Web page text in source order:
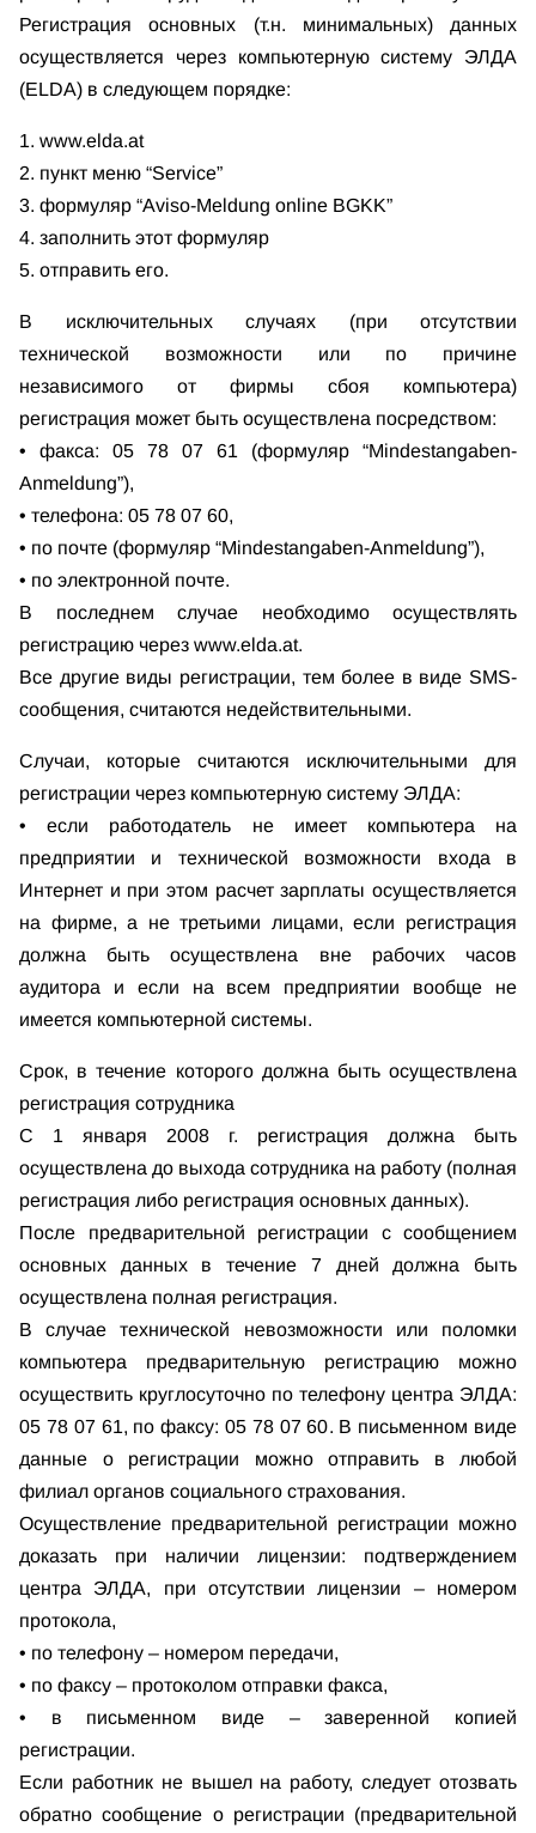
Регистрация основных (т.н. минимальных) данных
осуществляется через компьютерную систему ЭЛДА
(ELDA) в следующем порядке:
1. www.elda.at
2. пункт меню “Service”
3. формуляр “Aviso-Meldung online BGKK”
4. заполнить этот формуляр
5. отправить его.
В исключительных случаях (при отсутствии
технической возможности или по причине
независимого от фирмы сбоя компьютера)
регистрация может быть осуществлена посредством:
• факса: 05 78 07 61 (формуляр “Mindestangaben-
Anmeldung”),
• телефона: 05 78 07 60,
• по почте (формуляр “Mindestangaben-Anmeldung”),
• по электронной почте.
В последнем случае необходимо осуществлять
регистрацию через www.elda.at.
Все другие виды регистрации, тем более в виде SMS-
сообщения, считаются недействительными.
Случаи, которые считаются исключительными для
регистрации через компьютерную систему ЭЛДА:
• если работодатель не имеет компьютера на
предприятии и технической возможности входа в
Интернет и при этом расчет зарплаты осуществляется
на фирме, а не третьими лицами, если регистрация
должна быть осуществлена вне рабочих часов
аудитора и если на всем предприятии вообще не
имеется компьютерной системы.
Срок, в течение которого должна быть осуществлена
регистрация сотрудника
С 1 января 2008 г. регистрация должна быть
осуществлена до выхода сотрудника на работу (полная
регистрация либо регистрация основных данных).
После предварительной регистрации с сообщением
основных данных в течение 7 дней должна быть
осуществлена полная регистрация.
В случае технической невозможности или поломки
компьютера предварительную регистрацию можно
осуществить круглосуточно по телефону центра ЭЛДА:
05 78 07 61, по факсу: 05 78 07 60. В письменном виде
данные о регистрации можно отправить в любой
филиал органов социального страхования.
Осуществление предварительной регистрации можно
доказать при наличии лицензии: подтверждением
центра ЭЛДА, при отсутствии лицензии – номером
протокола,
• по телефону – номером передачи,
• по факсу – протоколом отправки факса,
• в письменном виде – заверенной копией
регистрации.
Если работник не вышел на работу, следует отозвать
обратно сообщение о регистрации (предварительной